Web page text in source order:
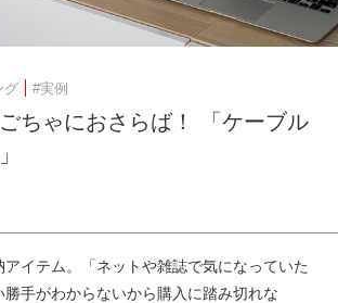
グ #実例
ちゃにおさらば！ 「ケーブル
イテム。「ネットや雑誌で気になっていた
勝手がわからないから購入に踏み切れな